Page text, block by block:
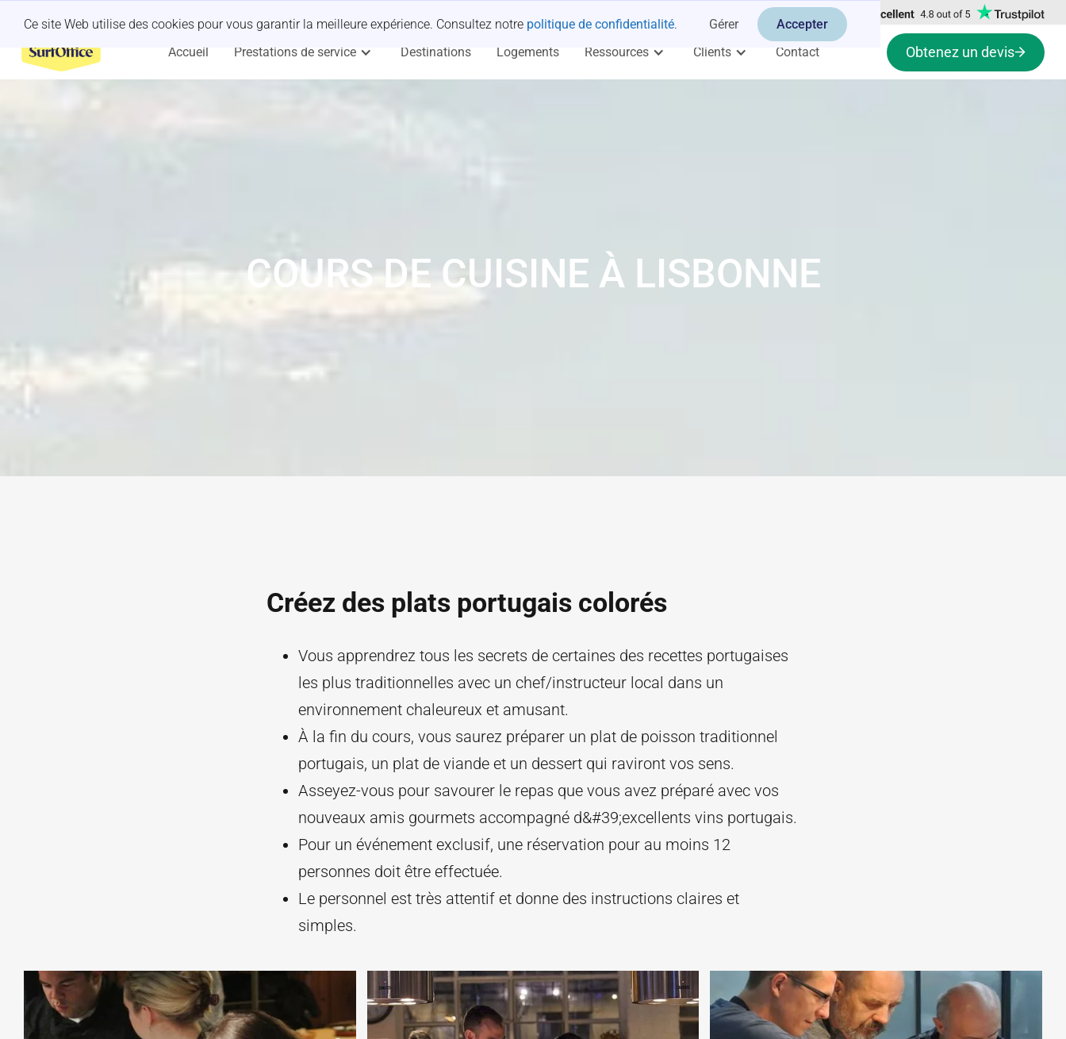
Ce site Web utilise des cookies pour vous garantir la meilleure expérience. Consultez notre politique de confidentialité. Gérer Accepter
Accueil Prestations de service Destinations Logements Ressources Clients Contact Obtenez un devis
COURS DE CUISINE À LISBONNE
Créez des plats portugais colorés
Vous apprendrez tous les secrets de certaines des recettes portugaises
les plus traditionnelles avec un chef/instructeur local dans un
environnement chaleureux et amusant.
À la fin du cours, vous saurez préparer un plat de poisson traditionnel
portugais, un plat de viande et un dessert qui raviront vos sens.
Asseyez-vous pour savourer le repas que vous avez préparé avec vos
nouveaux amis gourmets accompagné d&#39;excellents vins portugais.
Pour un événement exclusif, une réservation pour au moins 12
personnes doit être effectuée.
Le personnel est très attentif et donne des instructions claires et
simples.